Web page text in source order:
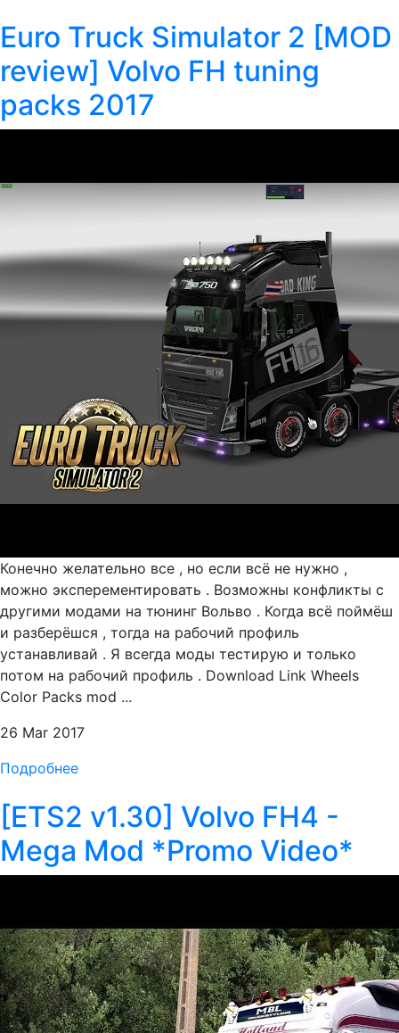
Euro Truck Simulator 2 [MOD
review] Volvo FH tuning
packs 2017
Конечно желательно все , но если всё не нужно ,
можно эксперементировать . Возможны конфликты с
другими модами на тюнинг Вольво . Когда всё поймёш
и разберёшся , тогда на рабочий профиль
устанавливай . Я всегда моды тестирую и только
потом на рабочий профиль . Download Link Wheels
Color Packs mod ...
26 Mar 2017
Подробнее
[ETS2 v1.30] Volvo FH4 -
Mega Mod *Promo Video*